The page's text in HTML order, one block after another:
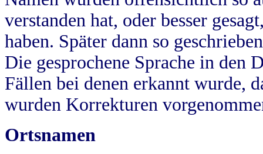
verstanden hat, oder besser
haben. Später dann so
Die gesprochene Sprache in
Fällen bei denen erkannt wurde,
wurden Korrekturen
Ortsnamen